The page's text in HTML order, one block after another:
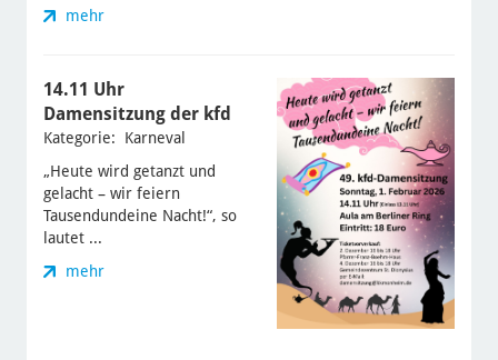
mehr
14.11 Uhr
Damensitzung der kfd
Kategorie: Karneval
„Heute wird getanzt und
gelacht – wir feiern
Tausendundeine Nacht!“, so
lautet ...
mehr